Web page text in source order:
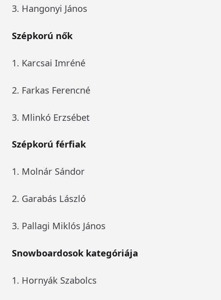
3. Hangonyi János
Szépkorú nők
1. Karcsai Imréné
2. Farkas Ferencné
3. Mlinkó Erzsébet
Szépkorú férfiak
1. Molnár Sándor
2. Garabás László
3. Pallagi Miklós János
Snowboardosok kategóriája
1. Hornyák Szabolcs